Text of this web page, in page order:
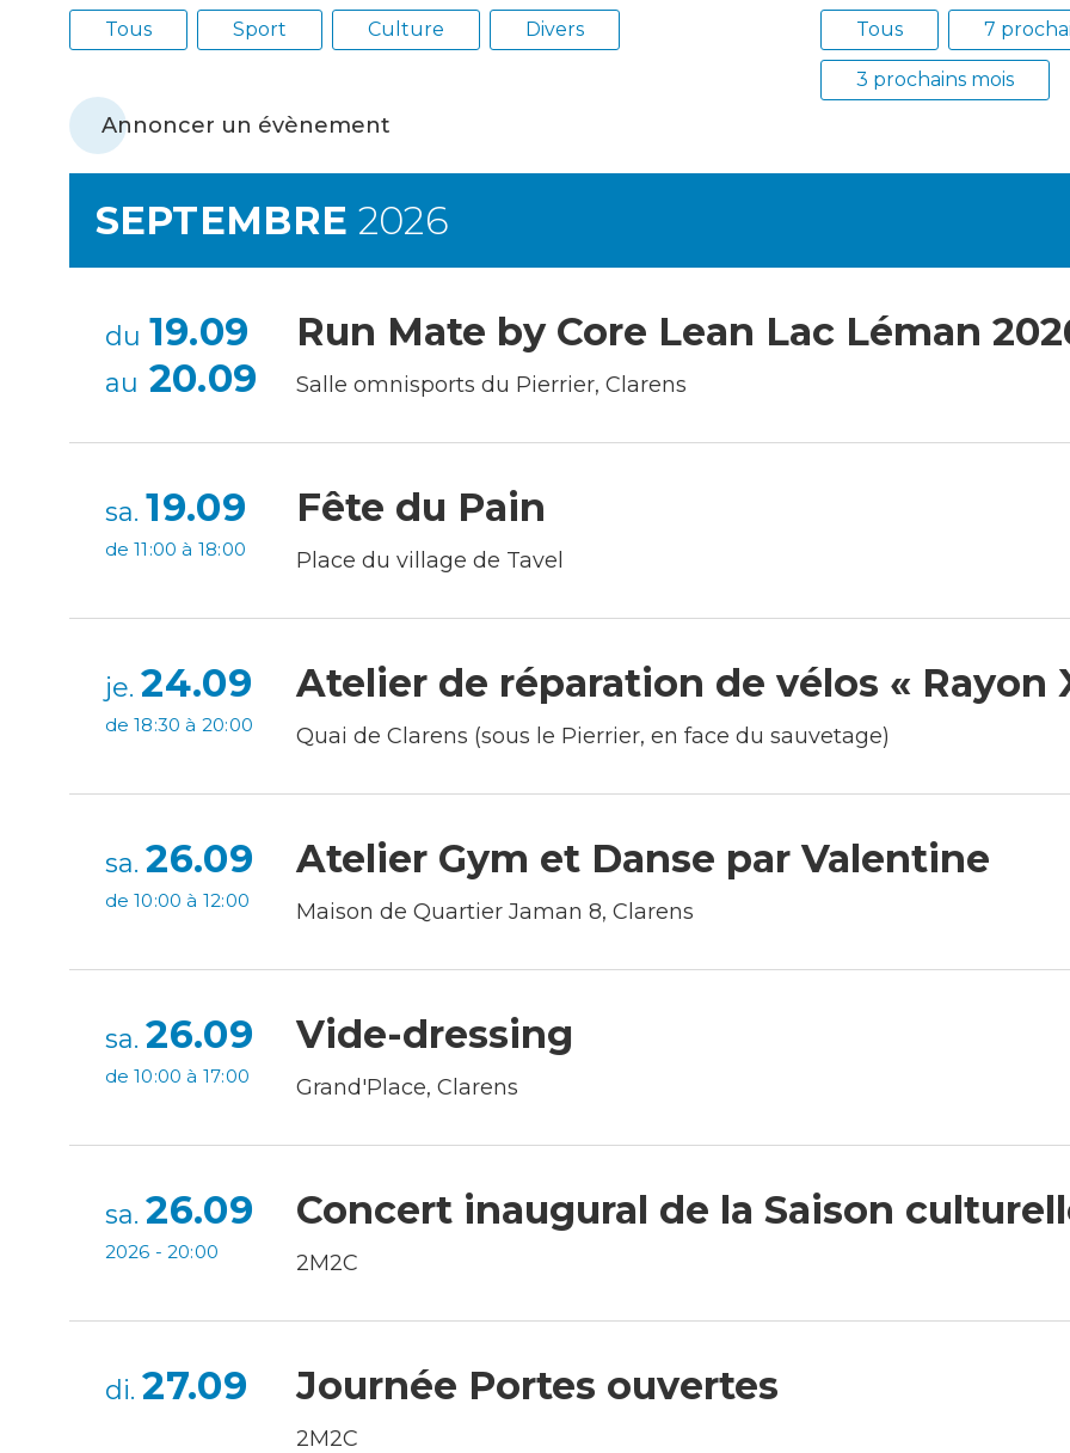
Achats
Construction et
Environnement Mobilité
Tous Sport Culture Divers
Annoncer un évènement
Tous 7
3 prochains mois
SEPTEMBRE 2026
du 19.09
au 20.09
Run Mate by Core Lean Lac Léman
Salle omnisports du Pierrier, Clarens
sa. 19.09
de 11:00 à 18:00
Fête du Pain
Place du village de Tavel
je. 24.09
de 18:30 à 20:00
Atelier de réparation de vélos « Rayon
Quai de Clarens (sous le Pierrier, en face du sauvetage)
sa. 26.09
de 10:00 à 12:00
Atelier Gym et Danse par Valentine
Maison de Quartier Jaman 8, Clarens
sa. 26.09
de 10:00 à 17:00
Vide-dressing
Grand'Place, Clarens
sa. 26.09
2026 - 20:00
Concert inaugural de la Saison
2M2C
di. 27.09 Journée Portes ouvertes
2M2C